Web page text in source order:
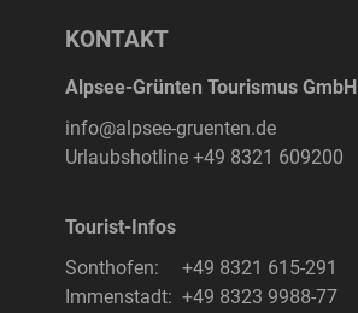
ERLEBNISSE
Suchbegriff
Suchen
KONTAKT
Alpsee-Grünten Tourismus GmbH
info@alpsee-gruenten.de
Urlaubshotline +49 8321 609200
Tourist-Infos
Sonthofen:
+49 8321 615-291
Immenstadt: +49 8323 9988-77